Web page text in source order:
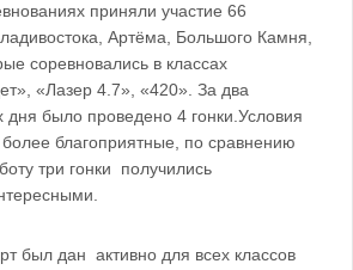
приняли участие 66
Артёма, Большого Камня,
соревновались в классах
«Лазер 4.7», «420». За два
дня было проведено 4 гонки.Условия
благоприятные, по сравнению
три гонки получились
был дан активно для всех классов